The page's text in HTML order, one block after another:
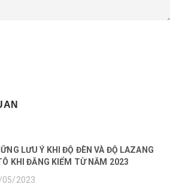
LƯU Ý KHI ĐỘ ĐÈN VÀ ĐỘ LAZANG
KHI ĐĂNG KIỂM TỪ NĂM 2023
05/2023